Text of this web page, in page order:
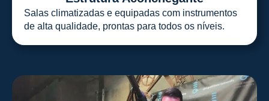
Salas climatizadas e equipadas com instrumentos
de alta qualidade, prontas para todos os níveis.